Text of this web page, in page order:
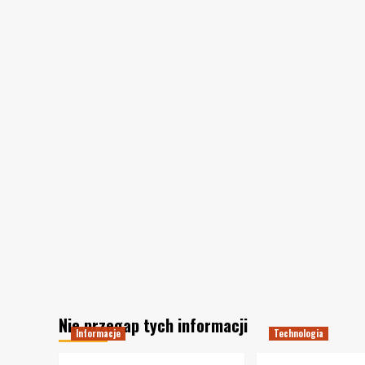
Nie przegap tych informacji
Informacje Technologia